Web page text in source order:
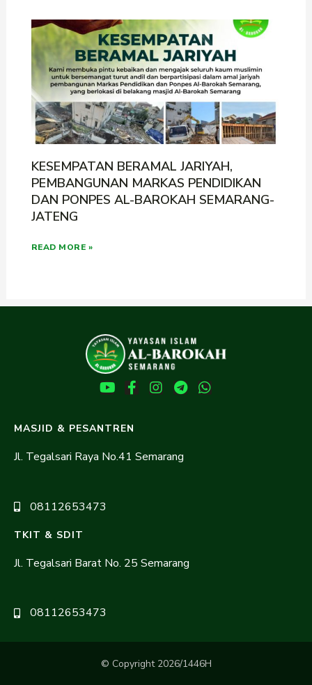
KESEMPATAN BERAMAL JARIYAH,
PEMBANGUNAN MARKAS PENDIDIKAN
DAN PONPES AL-BAROKAH SEMARANG-
JATENG
READ MORE »
MASJID & PESANTREN
Jl. Tegalsari Raya No.41 Semarang
08112653473
TKIT & SDIT
Jl. Tegalsari Barat No. 25 Semarang
08112653473
© Copyright 2026/1446H